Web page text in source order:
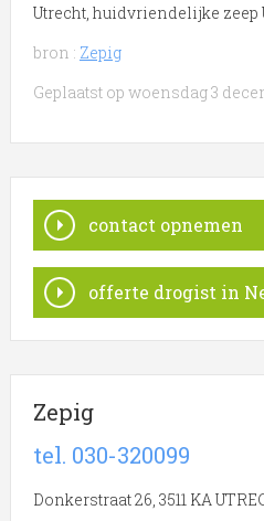
Utrecht, huidvriendelijke zeep
bron : Zepig
Geplaatst op woensdag 3
contact opnemen
offerte drogist in
Zepig
tel. 030-320099
Donkerstraat 26, 3511 KA